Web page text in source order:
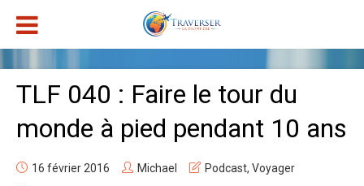
TLF 040 : Faire le tour du
monde à pied pendant 10 ans
16 février 2016 Michael Podcast, Voyager